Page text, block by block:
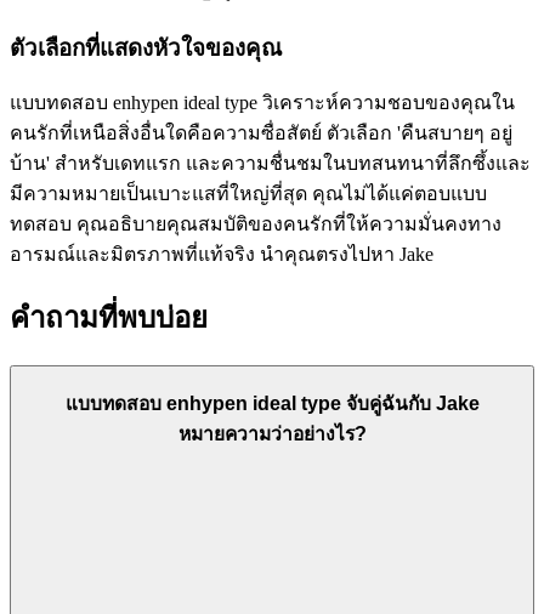
ตัวเลือกที่แสดงหัวใจของคุณ
แบบทดสอบ enhypen ideal type วิเคราะห์ความชอบของคุณใน
คนรักที่เหนือสิ่งอื่นใดคือความซื่อสัตย์ ตัวเลือก 'คืนสบายๆ อยู่
บ้าน' สำหรับเดทแรก และความชื่นชมในบทสนทนาที่ลึกซึ้งและ
มีความหมายเป็นเบาะแสที่ใหญ่ที่สุด คุณไม่ได้แค่ตอบแบบ
ทดสอบ คุณอธิบายคุณสมบัติของคนรักที่ให้ความมั่นคงทาง
อารมณ์และมิตรภาพที่แท้จริง นำคุณตรงไปหา Jake
คำถามที่พบบ่อย
แบบทดสอบ enhypen ideal type จับคู่ฉันกับ Jake
หมายความว่าอย่างไร?